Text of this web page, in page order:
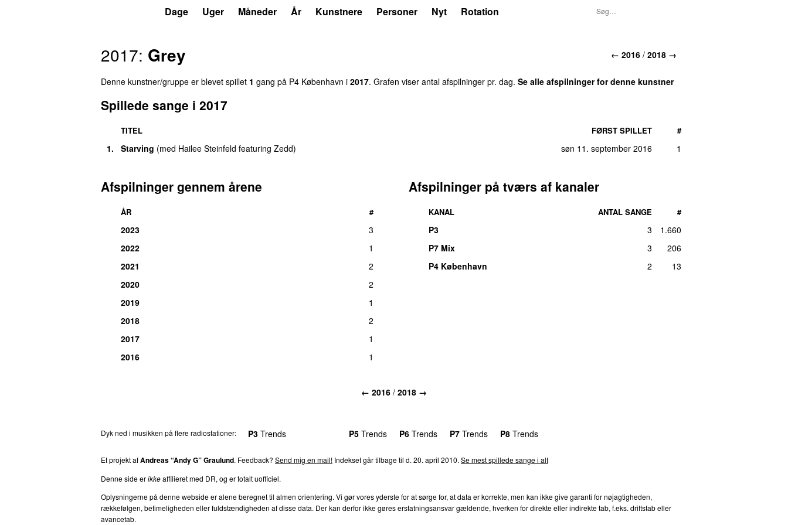
Dage Uger Måneder År Kunstnere Personer Nyt Rotation
← 2016 / 2018 →
2017: Grey
Denne kunstner/gruppe er blevet spillet 1 gang på P4 København i 2017. Grafen viser antal afspilninger pr. dag. Se alle afspilninger for denne kunstner
Spillede sange i 2017
TITEL FØRST SPILLET #
1. Starving (med Hailee Steinfeld featuring Zedd) søn 11. september 2016 1
Afspilninger gennem årene
ÅR #
2023
3
2022
1
2021
2
2020
2
2019
1
2018
2
2017
1
2016
1
Afspilninger på tværs af kanaler
KANAL ANTAL SANGE #
P3 3
1.660
P7 Mix
3
206
P4 København
2 13
← 2016 / 2018 →
Dyk ned i musikken på flere radiostationer: P3 Trends P5 Trends P6 Trends P7 Trends P8 Trends
Et projekt afAndreas “Andy G” Graulund. Feedback? Send mig en mail! Indekset går tilbage til d. 20. april 2010. Se mest spillede sange i alt
Denne side erikkeaffilieret med DR, og er totalt uofficiel.
Oplysningerne på denne webside er alene beregnet til almen orientering. Vi gør vores yderste for at sørge for, at data er korrekte, men kan ikke give garanti for nøjagtigheden,
rækkefølgen, betimeligheden eller fuldstændigheden af disse data. Der kan derfor ikke gøres erstatningsansvar gældende, hverken for direkte eller indirekte tab, f.eks. driftstab eller
avancetab.